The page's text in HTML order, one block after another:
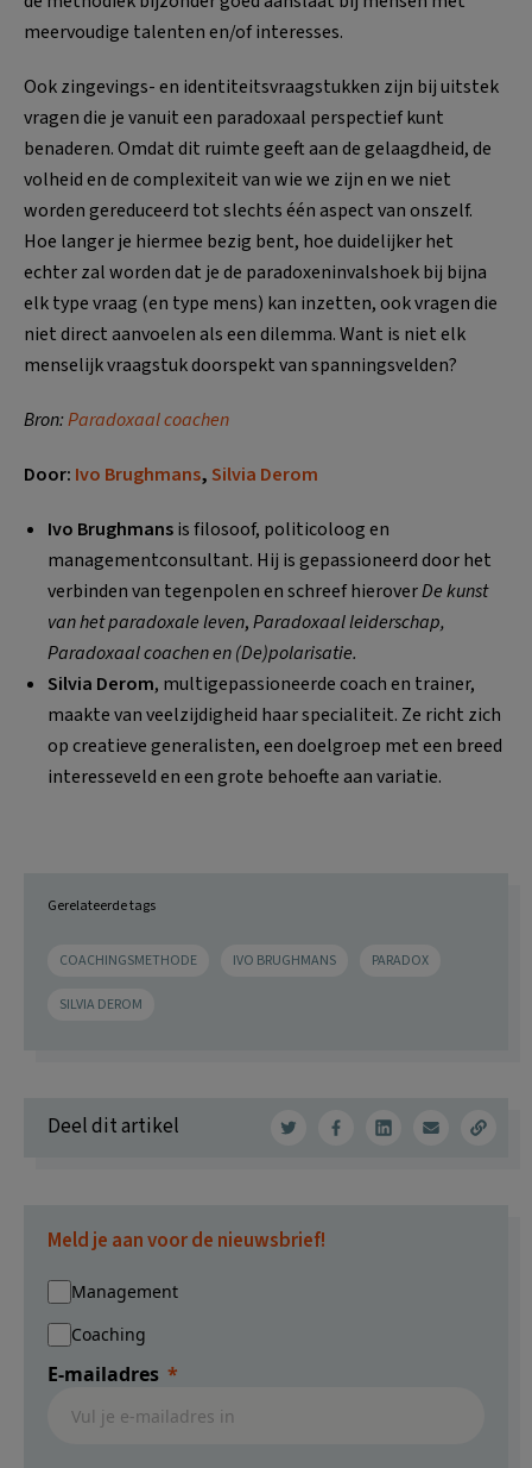
meervoudige talenten en/of interesses.
Ook zingevings- en identiteitsvraagstukken zijn bij uitstek
vragen die je vanuit een paradoxaal perspectief kunt
benaderen. Omdat dit ruimte geeft aan de gelaagdheid, de
volheid en de complexiteit van wie we zijn en we niet
worden gereduceerd tot slechts één aspect van onszelf.
Hoe langer je hiermee bezig bent, hoe duidelijker het
echter zal worden dat je de paradoxeninvalshoek bij bijna
elk type vraag (en type mens) kan inzetten, ook vragen die
niet direct aanvoelen als een dilemma. Want is niet elk
menselijk vraagstuk doorspekt van spanningsvelden?
Bron:Paradoxaal coachen
Door: Ivo Brughmans,Silvia Derom
Ivo Brughmansis filosoof, politicoloog en
managementconsultant. Hij is gepassioneerd door het
verbinden van tegenpolen en schreef hieroverDe kunst
van het paradoxale leven,Paradoxaal leiderschap,
Paradoxaal coachen en (De)polarisatie.
Silvia Derom, multigepassioneerde coach en trainer,
maakte van veelzijdigheid haar specialiteit. Ze richt zich
op creatieve generalisten, een doelgroep met een breed
interesseveld en een grote behoefte aan variatie.
Gerelateerde tags
COACHINGSMETHODE IVO BRUGHMANS PARADOX
SILVIA DEROM
Deel dit artikel
Meld je aan voor de nieuwsbrief!
Management
Coaching
E-mailadres